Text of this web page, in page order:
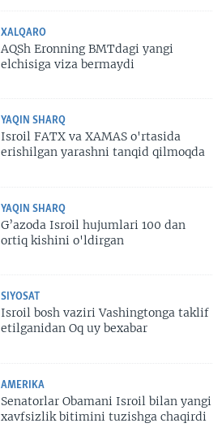
XALQARO
AQSh Eronning BMTdagi yangi
elchisiga viza bermaydi
YAQIN SHARQ
Isroil FATX va XAMAS o'rtasida
erishilgan yarashni tanqid qilmoqda
YAQIN SHARQ
G’azoda Isroil hujumlari 100 dan
ortiq kishini o'ldirgan
SIYOSAT
Isroil bosh vaziri Vashingtonga taklif
etilganidan Oq uy bexabar
AMERIKA
Senatorlar Obamani Isroil bilan yangi
xavfsizlik bitimini tuzishga chaqirdi